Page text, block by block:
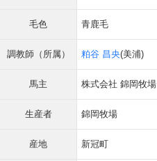
毛色 青鹿毛
調教師（所属） 粕谷 昌央(美浦)
馬主 株式会社 錦岡牧場
生産者 錦岡牧場
産地 新冠町